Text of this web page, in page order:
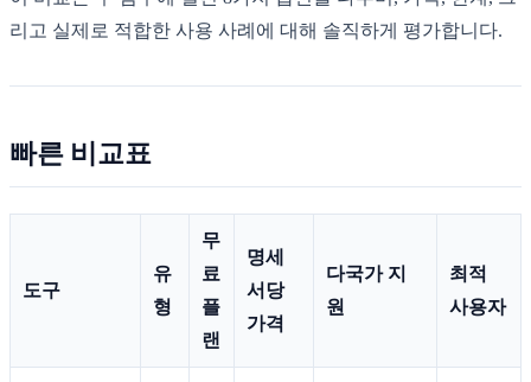
리고 실제로 적합한 사용 사례에 대해 솔직하게 평가합니다.
빠른 비교표
도구
유
형
무
료
플
랜
명세
서당
가격
다국가 지
원
최적
사용자